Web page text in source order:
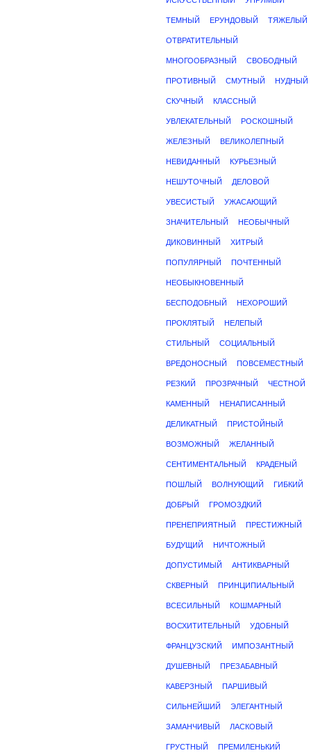
ТЕМНЫЙ ЕРУНДОВЫЙ ТЯЖЕЛЫЙ
ОТВРАТИТЕЛЬНЫЙ
МНОГООБРАЗНЫЙ СВОБОДНЫЙ
ПРОТИВНЫЙ СМУТНЫЙ НУДНЫЙ
СКУЧНЫЙ КЛАССНЫЙ
УВЛЕКАТЕЛЬНЫЙ РОСКОШНЫЙ
ЖЕЛЕЗНЫЙ ВЕЛИКОЛЕПНЫЙ
НЕВИДАННЫЙ КУРЬЕЗНЫЙ
НЕШУТОЧНЫЙ ДЕЛОВОЙ
УВЕСИСТЫЙ УЖАСАЮЩИЙ
ЗНАЧИТЕЛЬНЫЙ НЕОБЫЧНЫЙ
ДИКОВИННЫЙ ХИТРЫЙ
ПОПУЛЯРНЫЙ ПОЧТЕННЫЙ
НЕОБЫКНОВЕННЫЙ
БЕСПОДОБНЫЙ НЕХОРОШИЙ
ПРОКЛЯТЫЙ НЕЛЕПЫЙ
СТИЛЬНЫЙ СОЦИАЛЬНЫЙ
ВРЕДОНОСНЫЙ ПОВСЕМЕСТНЫЙ
РЕЗКИЙ ПРОЗРАЧНЫЙ ЧЕСТНОЙ
КАМЕННЫЙ НЕНАПИСАННЫЙ
ДЕЛИКАТНЫЙ ПРИСТОЙНЫЙ
ВОЗМОЖНЫЙ ЖЕЛАННЫЙ
СЕНТИМЕНТАЛЬНЫЙ КРАДЕНЫЙ
ПОШЛЫЙ ВОЛНУЮЩИЙ ГИБКИЙ
ДОБРЫЙ ГРОМОЗДКИЙ
ПРЕНЕПРИЯТНЫЙ ПРЕСТИЖНЫЙ
БУДУЩИЙ НИЧТОЖНЫЙ
ДОПУСТИМЫЙ АНТИКВАРНЫЙ
СКВЕРНЫЙ ПРИНЦИПИАЛЬНЫЙ
ВСЕСИЛЬНЫЙ КОШМАРНЫЙ
ВОСХИТИТЕЛЬНЫЙ УДОБНЫЙ
ФРАНЦУЗСКИЙ ИМПОЗАНТНЫЙ
ДУШЕВНЫЙ ПРЕЗАБАВНЫЙ
КАВЕРЗНЫЙ ПАРШИВЫЙ
СИЛЬНЕЙШИЙ ЭЛЕГАНТНЫЙ
ЗАМАНЧИВЫЙ ЛАСКОВЫЙ
ГРУСТНЫЙ ПРЕМИЛЕНЬКИЙ